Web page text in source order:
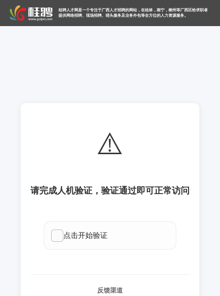
桂聘人才网是一个专注于广西人才招聘的网站，在桂林，南宁，柳州等广西区给求职者
提供网络招聘、现场招聘、猎头服务及业务外包等全方位的人力资源服务。
⚠️
请完成人机验证，验证通过即可正常访问
反馈渠道